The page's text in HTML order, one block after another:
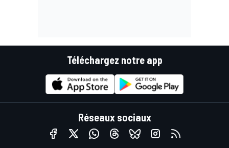
Téléchargez notre app
Réseaux sociaux